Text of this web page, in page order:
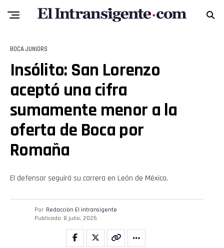
BOCA JUNIORS
Insólito: San Lorenzo
aceptó una cifra
sumamente menor a la
oferta de Boca por
Romaña
El defensor seguirá su carrera en León de México.
Por Redacción El intransigente
Publicado 8 julio, 2026